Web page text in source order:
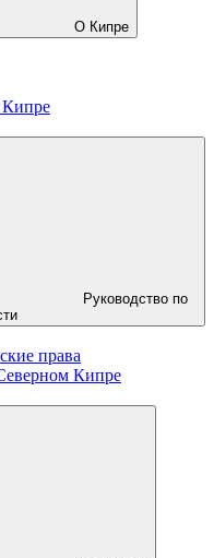
О Кипре
Руководство по
права
Кипре